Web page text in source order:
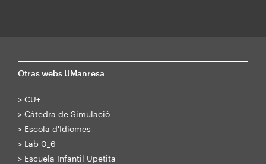
Otras webs UManresa
> CU+
> Cátedra de Simulació
> Escola d'Idiomes
> Lab 0_6
> Escuela Infantil Upetita